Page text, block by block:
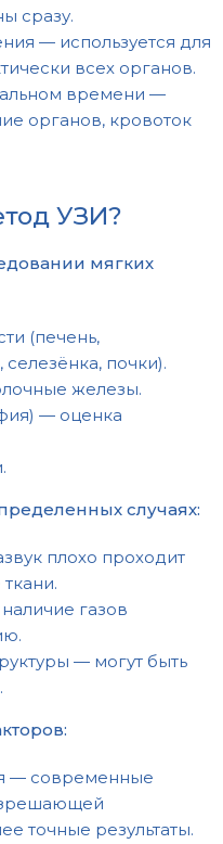
сразу.
— используется для
всех органов.
времени —
органов, кровоток
УЗИ?
мягких
(печень,
почки).
железы.
— оценка
случаях:
плохо проходит
газов
— могут быть
— современные
точные результаты.